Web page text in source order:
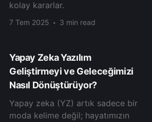
kolay kararlar.
7 Tem 2025 3 min read
Yapay Zeka Yazılım
Geliştirmeyi ve Geleceğimizi
Nasıl Dönüştürüyor?
Yapay zeka (YZ) artık sadece bir
moda kelime değil; hayatımızın